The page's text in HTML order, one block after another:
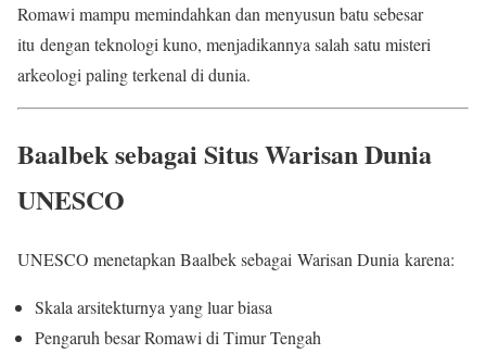
Romawi mampu memindahkan dan menyusun batu sebesar
itu dengan teknologi kuno, menjadikannya salah satu misteri
arkeologi paling terkenal di dunia.
Baalbek sebagai Situs Warisan Dunia
UNESCO
UNESCO menetapkan Baalbek sebagai Warisan Dunia karena:
Skala arsitekturnya yang luar biasa
Pengaruh besar Romawi di Timur Tengah